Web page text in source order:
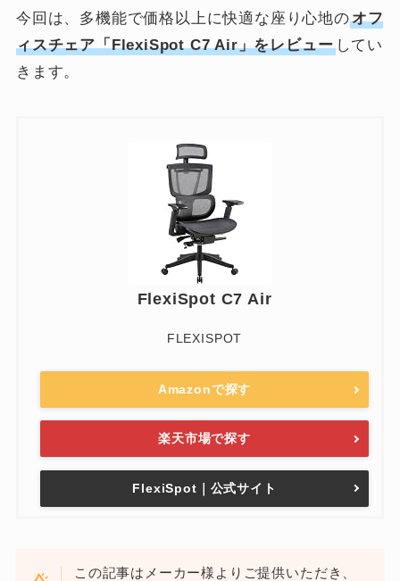
今回は、多機能で価格以上に快適な座り心地のオフ
ィスチェア「FlexiSpot C7 Air」をレビューしてい
きます。
FlexiSpot C7 Air
FLEXISPOT
Amazonで探す
楽天市場で探す
FlexiSpot｜公式サイト
この記事はメーカー様よりご提供いただき、